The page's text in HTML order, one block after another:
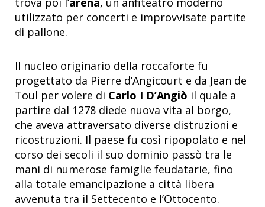
utilizzato per concerti e improvvisate partite
di pallone.
Il nucleo originario della roccaforte fu
progettato da Pierre d’Angicourt e da Jean de
Toul per volere di Carlo I D’Angiò il quale a
partire dal 1278 diede nuova vita al borgo,
che aveva attraversato diverse distruzioni e
ricostruzioni. Il paese fu così ripopolato e nel
corso dei secoli il suo dominio passò tra le
mani di numerose famiglie feudatarie, fino
alla totale emancipazione a città libera
avvenuta tra il Settecento e l’Ottocento.